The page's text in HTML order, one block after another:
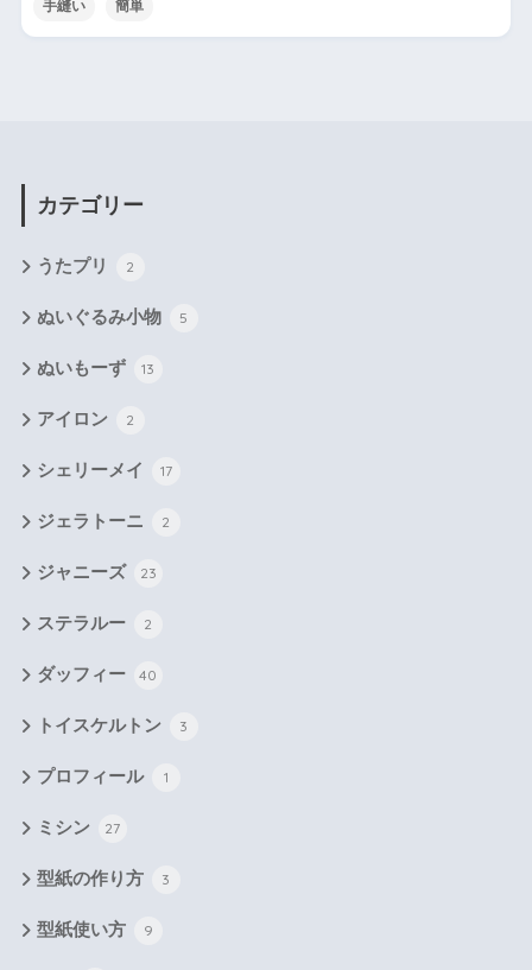
手縫い 簡単
カテゴリー
うたプリ 2
ぬいぐるみ小物 5
ぬいもーず 13
アイロン 2
シェリーメイ 17
ジェラトーニ 2
ジャニーズ 23
ステラルー 2
ダッフィー 40
トイスケルトン 3
プロフィール 1
ミシン 27
型紙の作り方 3
型紙使い方 9